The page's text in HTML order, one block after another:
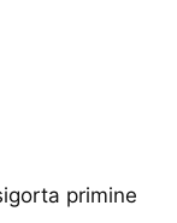
primine